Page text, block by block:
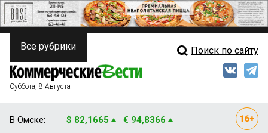
ПОЛИТИКА
ФИНАНСЫ
Свежий выпуск
Все рубрики Поиск по сайту
Суббота, 8 Августа
В Омске: $ 82,1665 € 94,8366